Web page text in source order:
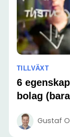
TILLVÄXT
6
bolag
Gustaf